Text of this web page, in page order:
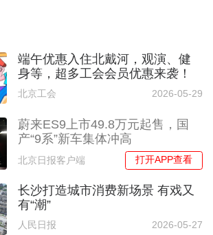
端午优惠入住北戴河，观演、健
身等，超多工会会员优惠来袭！
北京工会 2026-05-29
蔚来ES9上市49.8万元起售，国
产“9系”新车集体冲高
北京日报客户端 打开APP查看
长沙打造城市消费新场景 有戏又
有“潮”
人民日报 2026-05-27